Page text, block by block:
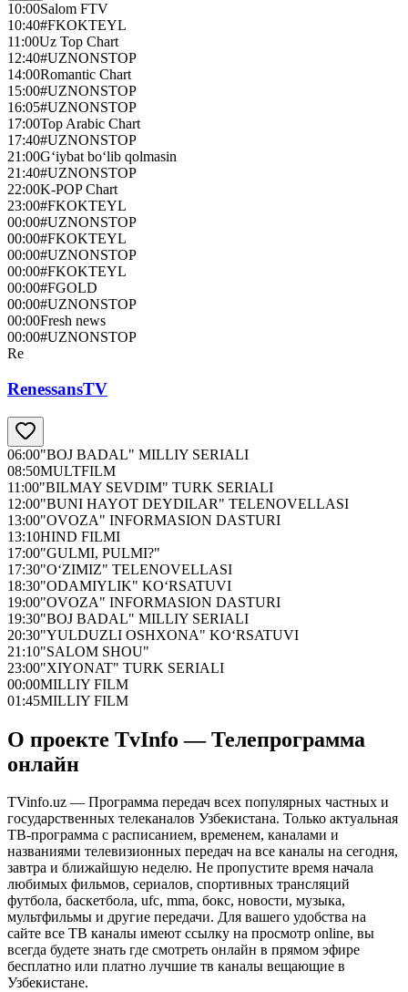
10:00Salom FTV
10:40#FKOKTEYL
11:00Uz Top Chart
12:40#UZNONSTOP
14:00Romantic Chart
15:00#UZNONSTOP
16:05#UZNONSTOP
17:00Top Arabic Chart
17:40#UZNONSTOP
21:00G‘iybat bo‘lib qolmasin
21:40#UZNONSTOP
22:00K-POP Chart
23:00#FKOKTEYL
00:00#UZNONSTOP
00:00#FKOKTEYL
00:00#UZNONSTOP
00:00#FKOKTEYL
00:00#FGOLD
00:00#UZNONSTOP
00:00Fresh news
00:00#UZNONSTOP
Re
RenessansTV
06:00"BOJ BADAL" MILLIY SERIALI
08:50MULTFILM
11:00"BILMAY SEVDIM" TURK SERIALI
12:00"BUNI HAYOT DEYDILAR" TELENOVELLASI
13:00"OVOZA" INFORMASION DASTURI
13:10HIND FILMI
17:00"GULMI, PULMI?"
17:30"O‘ZIMIZ" TELENOVELLASI
18:30"ODAMIYLIK" KO‘RSATUVI
19:00"OVOZA" INFORMASION DASTURI
19:30"BOJ BADAL" MILLIY SERIALI
20:30"YULDUZLI OSHXONA" KO‘RSATUVI
21:10"SALOM SHOU"
23:00"XIYONAT" TURK SERIALI
00:00MILLIY FILM
01:45MILLIY FILM
О проекте TvInfo — Телепрограмма
онлайн
TVinfo.uz — Программа передач всех популярных частных и
государственных телеканалов Узбекистана. Только актуальная
ТВ-программа с расписанием, временем, каналами и
названиями телевизионных передач на все каналы на сегодня,
завтра и ближайшую неделю. Не пропустите время начала
любимых фильмов, сериалов, спортивных трансляций
футбола, баскетбола, ufc, mma, бокс, новости, музыка,
мультфильмы и другие передачи. Для вашего удобства на
сайте все ТВ каналы имеют ссылку на просмотр online, вы
всегда будете знать где смотреть онлайн в прямом эфире
бесплатно или платно лучшие тв каналы вещающие в
Узбекистане.